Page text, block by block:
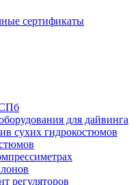
сертификаты
для дайвинга
сухих гидрокостюмов
регуляторов